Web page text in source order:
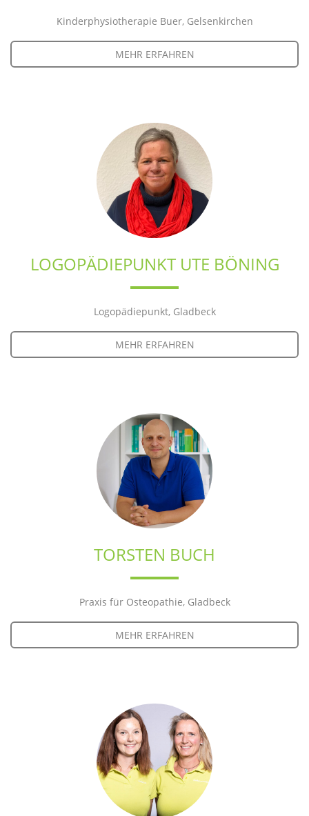
Kinderphysiotherapie Buer, Gelsenkirchen
MEHR ERFAHREN
LOGOPÄDIEPUNKT UTE BÖNING
Logopädiepunkt, Gladbeck
MEHR ERFAHREN
TORSTEN BUCH
Praxis für Osteopathie, Gladbeck
MEHR ERFAHREN